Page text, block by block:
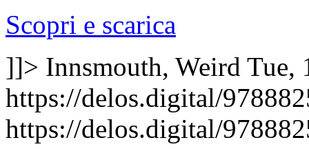
Scopri e scarica
]]> Innsmouth, Weird Tue,
https://delos.digital/
https://delos.digital/